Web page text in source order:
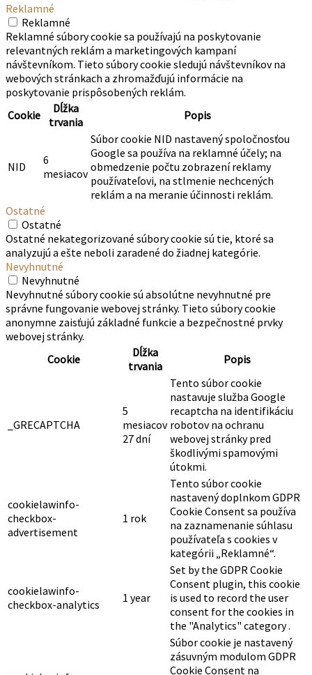
Reklamné
Reklamné
Reklamné súbory cookie sa používajú na poskytovanie
relevantných reklám a marketingových kampaní
návštevníkom. Tieto súbory cookie sledujú návštevníkov na
webových stránkach a zhromažďujú informácie na
poskytovanie prispôsobených reklám.
Cookie
Dĺžka
trvania
Popis
NID
6
mesiacov
Súbor cookie NID nastavený spoločnosťou
Google sa používa na reklamné účely; na
obmedzenie počtu zobrazení reklamy
používateľovi, na stlmenie nechcených
reklám a na meranie účinnosti reklám.
Ostatné
Ostatné
Ostatné nekategorizované súbory cookie sú tie, ktoré sa
analyzujú a ešte neboli zaradené do žiadnej kategórie.
Nevyhnutné
Nevyhnutné
Nevyhnutné súbory cookie sú absolútne nevyhnutné pre
správne fungovanie webovej stránky. Tieto súbory cookie
anonymne zaisťujú základné funkcie a bezpečnostné prvky
webovej stránky.
Cookie
Dĺžka
trvania
Popis
_GRECAPTCHA
5
mesiacov
27 dní
Tento súbor cookie
nastavuje služba Google
recaptcha na identifikáciu
robotov na ochranu
webovej stránky pred
škodlivými spamovými
útokmi.
cookielawinfo-
checkbox-
advertisement
1 rok
Tento súbor cookie
nastavený doplnkom GDPR
Cookie Consent sa používa
na zaznamenanie súhlasu
používateľa s cookies v
kategórii „Reklamné“.
cookielawinfo-
checkbox-analytics
1 year
Set by the GDPR Cookie
Consent plugin, this cookie
is used to record the user
consent for the cookies in
the "Analytics" category .
Súbor cookie je nastavený
zásuvným modulom GDPR
Cookie Consent na